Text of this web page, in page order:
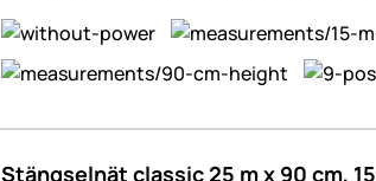
Stängselnät classic 25 m x 90 cm,